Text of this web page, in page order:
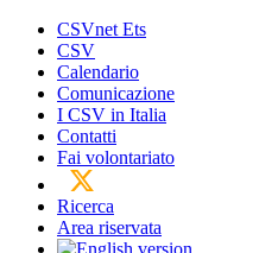
CSVnet Ets
CSV
Calendario
Comunicazione
I CSV in Italia
Contatti
Fai volontariato
Ricerca
Area riservata